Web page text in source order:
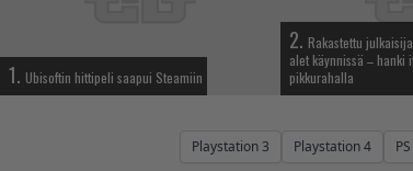
1. Ubisoftin hittipeli saapui Steamiin
2. Rakastettu
alet käynnissä – hanki
pikkurahalla
Playstation 3 Playstation 4